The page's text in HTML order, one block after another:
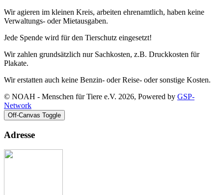
Wir agieren im kleinen Kreis, arbeiten ehrenamtlich, haben keine
Verwaltungs- oder Mietausgaben.
Jede Spende wird für den Tierschutz eingesetzt!
Wir zahlen grundsätzlich nur Sachkosten, z.B. Druckkosten für
Plakate.
Wir erstatten auch keine Benzin- oder Reise- oder sonstige Kosten.
© NOAH - Menschen für Tiere e.V. 2026, Powered by GSP-
Network
Off-Canvas Toggle
Adresse